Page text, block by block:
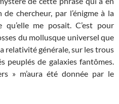
chercheur, par l’énigme à la
me posait. C’est pour
du mollusque universel que
relativité générale, sur les trous
peuplés de galaxies fantômes.
» m’aura été donnée par le